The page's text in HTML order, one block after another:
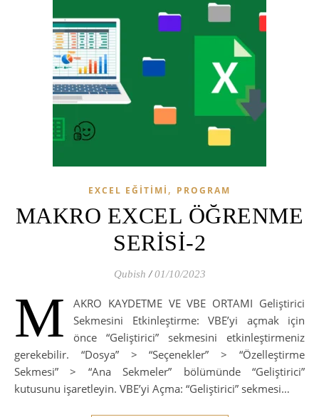
EXCEL EĞİTİMİ , PROGRAM
MAKRO EXCEL ÖĞRENME
SERİSİ-2
Qubish / 01/10/2023
M
AKRO KAYDETME VE VBE ORTAMI Geliştirici
Sekmesini Etkinleştirme: VBE’yi açmak için
önce “Geliştirici” sekmesini etkinleştirmeniz
gerekebilir. “Dosya” > “Seçenekler” > “Özelleştirme
Sekmesi” > “Ana Sekmeler” bölümünde “Geliştirici”
kutusunu işaretleyin. VBE’yi Açma: “Geliştirici” sekmesi…